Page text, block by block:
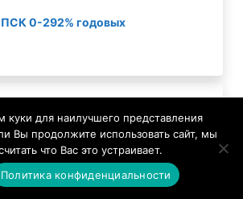
ПСК 0-292% годовых
куки для наилучшего представления
Вы продолжите использовать сайт, мы
что Вас это устраивает.
Политика конфиденциальности